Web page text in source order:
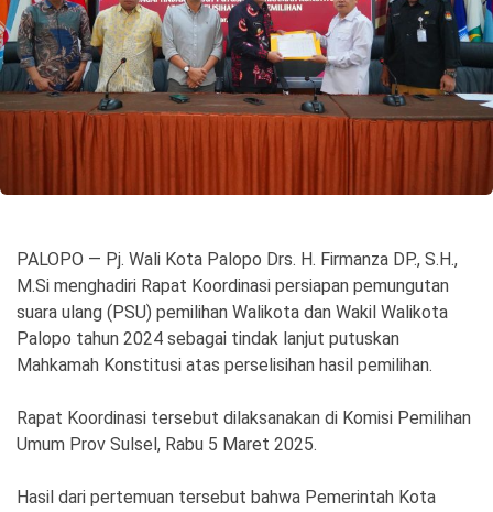
PALOPO — Pj. Wali Kota Palopo Drs. H. Firmanza DP., S.H.,
M.Si menghadiri Rapat Koordinasi persiapan pemungutan
suara ulang (PSU) pemilihan Walikota dan Wakil Walikota
Palopo tahun 2024 sebagai tindak lanjut putuskan
Mahkamah Konstitusi atas perselisihan hasil pemilihan.
Rapat Koordinasi tersebut dilaksanakan di Komisi Pemilihan
Umum Prov Sulsel, Rabu 5 Maret 2025.
Hasil dari pertemuan tersebut bahwa Pemerintah Kota